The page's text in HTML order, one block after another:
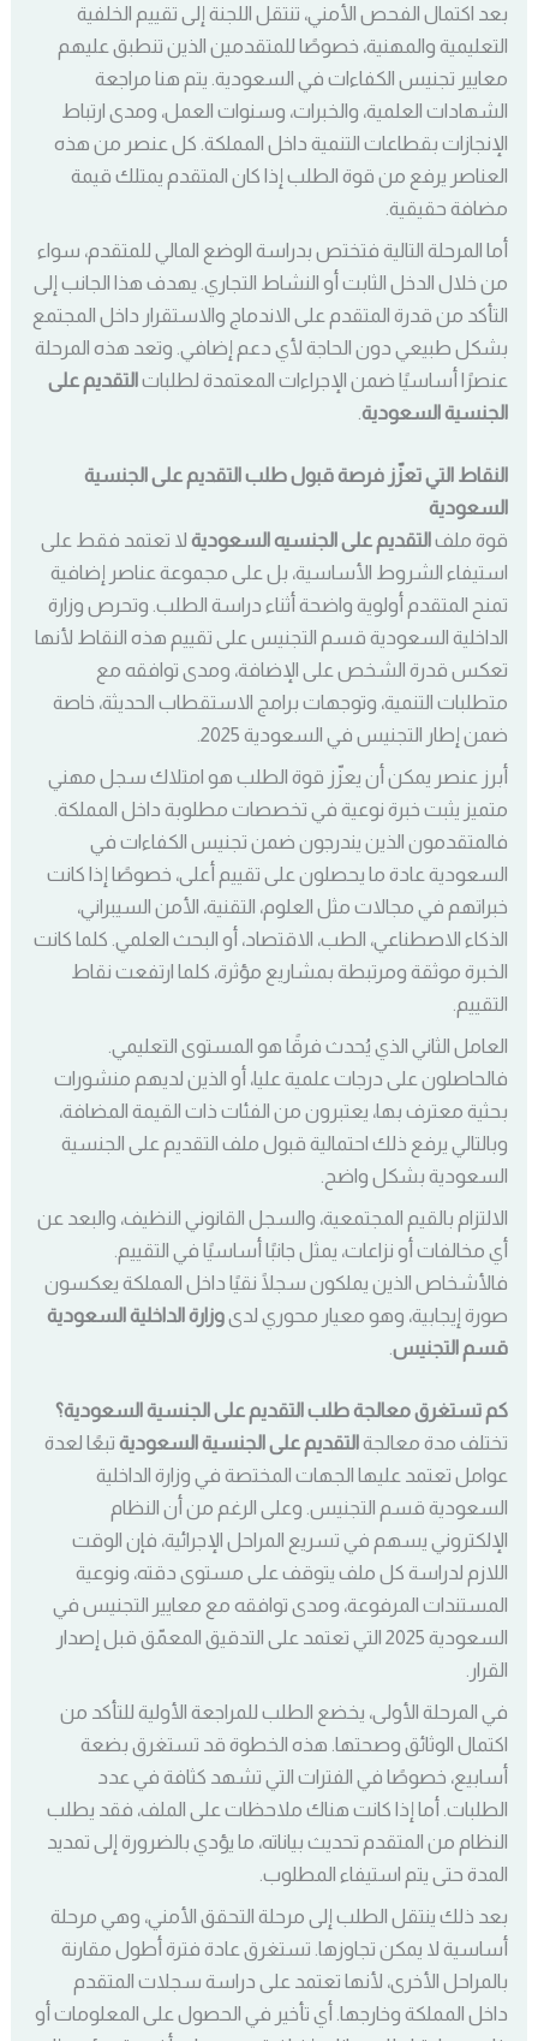
بعد اكتمال الفحص الأمني، تنتقل اللجنة إلى تقييم الخلفية
التعليمية والمهنية، خصوصًا للمتقدمين الذين تنطبق عليهم
معايير تجنيس الكفاءات في السعودية. يتم هنا مراجعة
الشهادات العلمية، والخبرات، وسنوات العمل، ومدى ارتباط
الإنجازات بقطاعات التنمية داخل المملكة. كل عنصر من هذه
العناصر يرفع من قوة الطلب إذا كان المتقدم يمتلك قيمة
مضافة حقيقية.
أما المرحلة التالية فتختص بدراسة الوضع المالي للمتقدم، سواء
من خلال الدخل الثابت أو النشاط التجاري. يهدف هذا الجانب إلى
التأكد من قدرة المتقدم على الاندماج والاستقرار داخل المجتمع
بشكل طبيعي دون الحاجة لأي دعم إضافي. وتعد هذه المرحلة
عنصرًا أساسيًا ضمن الإجراءات المعتمدة لطلباتالتقديم على
الجنسية السعودية
النقاط التي تعزّز فرصة قبول طلب التقديم على الجنسية
السعودية
قوة ملفالتقديم على الجنسيه السعودية لا تعتمد فقط على
استيفاء الشروط الأساسية، بل على مجموعة عناصر إضافية
تمنح المتقدم أولوية واضحة أثناء دراسة الطلب. وتحرص وزارة
الداخلية السعودية قسم التجنيس على تقييم هذه النقاط لأنها
تعكس قدرة الشخص على الإضافة، ومدى توافقه مع
متطلبات التنمية، وتوجهات برامج الاستقطاب الحديثة، خاصة
ضمن إطار التجنيس في السعودية 2025.
أبرز عنصر يمكن أن يعزّز قوة الطلب هو امتلاك سجل مهني
متميز يثبت خبرة نوعية في تخصصات مطلوبة داخل المملكة.
فالمتقدمون الذين يندرجون ضمن تجنيس الكفاءات في
السعودية عادة ما يحصلون على تقييم أعلى، خصوصًا إذا كانت
خبراتهم في مجالات مثل العلوم، التقنية، الأمن السيبراني،
الذكاء الاصطناعي، الطب، الاقتصاد، أو البحث العلمي. كلما كانت
الخبرة موثقة ومرتبطة بمشاريع مؤثرة، كلما ارتفعت نقاط
التقييم.
العامل الثاني الذي يُحدث فرقًا هو المستوى التعليمي.
فالحاصلون على درجات علمية عليا، أو الذين لديهم منشورات
بحثية معترف بها، يعتبرون من الفئات ذات القيمة المضافة،
وبالتالي يرفع ذلك احتمالية قبول ملف التقديم على الجنسية
السعودية بشكل واضح.
الالتزام بالقيم المجتمعية، والسجل القانوني النظيف، والبعد عن
أي مخالفات أو نزاعات، يمثل جانبًا أساسيًا في التقييم.
فالأشخاص الذين يملكون سجلًا نقيًا داخل المملكة يعكسون
صورة إيجابية، وهو معيار محوري لدىوزارة الداخلية السعودية
قسم التجنيس
كم تستغرق معالجة طلب التقديم على الجنسية السعودية؟
تختلف مدة معالجةالتقديم على الجنسية السعودية تبعًا لعدة
عوامل تعتمد عليها الجهات المختصة في وزارة الداخلية
السعودية قسم التجنيس. وعلى الرغم من أن النظام
الإلكتروني يسهم في تسريع المراحل الإجرائية، فإن الوقت
اللازم لدراسة كل ملف يتوقف على مستوى دقته، ونوعية
المستندات المرفوعة، ومدى توافقه مع معايير التجنيس في
السعودية 2025 التي تعتمد على التدقيق المعمّق قبل إصدار
القرار.
في المرحلة الأولى، يخضع الطلب للمراجعة الأولية للتأكد من
اكتمال الوثائق وصحتها. هذه الخطوة قد تستغرق بضعة
أسابيع، خصوصًا في الفترات التي تشهد كثافة في عدد
الطلبات. أما إذا كانت هناك ملاحظات على الملف، فقد يطلب
النظام من المتقدم تحديث بياناته، ما يؤدي بالضرورة إلى تمديد
المدة حتى يتم استيفاء المطلوب.
بعد ذلك ينتقل الطلب إلى مرحلة التحقق الأمني، وهي مرحلة
أساسية لا يمكن تجاوزها. تستغرق عادة فترة أطول مقارنة
بالمراحل الأخرى، لأنها تعتمد على دراسة سجلات المتقدم
داخل المملكة وخارجها. أي تأخير في الحصول على المعلومات أو